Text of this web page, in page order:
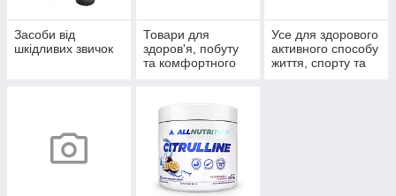
Засоби від
шкідливих звичок
Товари для
здоров'я, побуту
та комфортного
Усе для здорового
активного способу
життя, спорту та